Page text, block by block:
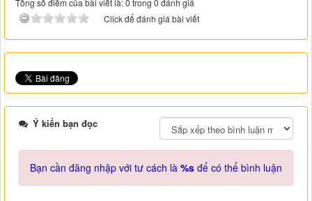
Click để đánh giá bài viết
Ý kiến bạn đọc
Bạn cần đăng nhập với tư cách là %s để có thể bình luận